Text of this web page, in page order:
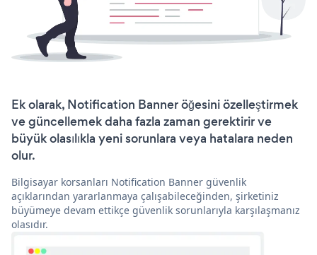
Ek olarak, Notification Banner öğesini özelleştirmek
ve güncellemek daha fazla zaman gerektirir ve
büyük olasılıkla yeni sorunlara veya hatalara neden
olur.
Bilgisayar korsanları Notification Banner güvenlik
açıklarından yararlanmaya çalışabileceğinden, şirketiniz
büyümeye devam ettikçe güvenlik sorunlarıyla karşılaşmanız
olasıdır.